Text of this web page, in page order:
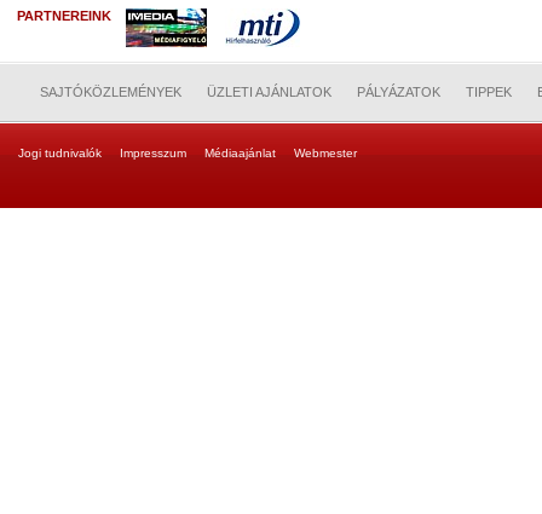
PARTNEREINK
SAJTÓKÖZLEMÉNYEK ÜZLETI AJÁNLATOK PÁLYÁZATOK TIPPEK
Jogi tudnivalók Impresszum Médiaajánlat Webmester